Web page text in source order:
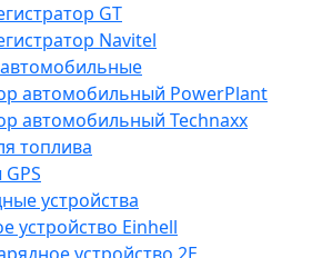
GT
Navitel
автомобильный PowerPlant
автомобильный Technaxx
топлива
устройства
устройство Einhell